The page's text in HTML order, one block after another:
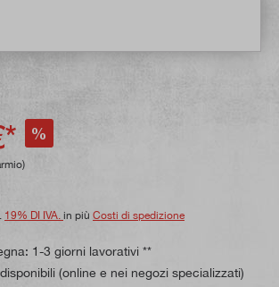
5 su 5 stelle
%
19% DI IVA. in più Costi di spedizione
1-3 giorni lavorativi **
(online e nei negozi specializzati)